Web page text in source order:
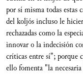
por sí misma todas estas
del koljós incluso le
rechazadas como la
innovar o la indecisión
críticas entre sí"; porque
ello fomenta "la